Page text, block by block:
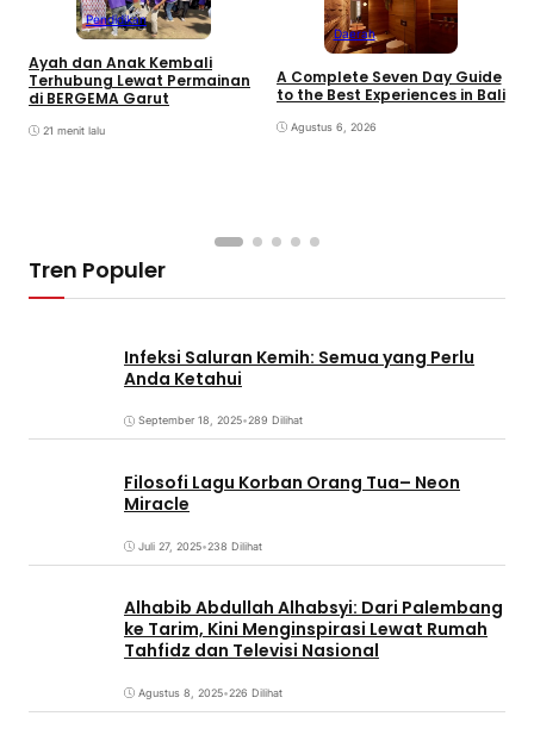
Pendidikan
Ayah dan Anak Kembali
Terhubung Lewat Permainan
di BERGEMA Garut
21 menit lalu
Daerah
A Complete Seven Day Guide
to the Best Experiences in Bali
Agustus 6, 2026
Tren Populer
Infeksi Saluran Kemih: Semua yang Perlu
Anda Ketahui
September 18, 2025•289 Dilihat
Filosofi Lagu Korban Orang Tua– Neon
Miracle
Juli 27, 2025•238 Dilihat
Alhabib Abdullah Alhabsyi: Dari Palembang
ke Tarim, Kini Menginspirasi Lewat Rumah
Tahfidz dan Televisi Nasional
Agustus 8, 2025•226 Dilihat